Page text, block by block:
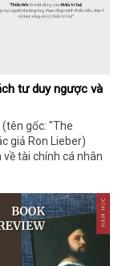
tư duy ngược và
gốc: "The
giả Ron Lieber)
tài chính cá nhân
nếu bạn đang
với tiêu đề tương
trong các lĩnh